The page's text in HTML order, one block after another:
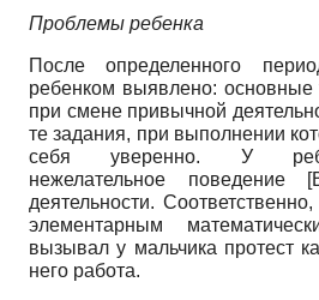
Проблемы ребенка
После определенного
ребенком выявлено: основные
при смене привычной
те задания, при выполнении
себя уверенно. У
нежелательное поведение
[
деятельности.
элементарным
вызывал у мальчика протест
него работа.